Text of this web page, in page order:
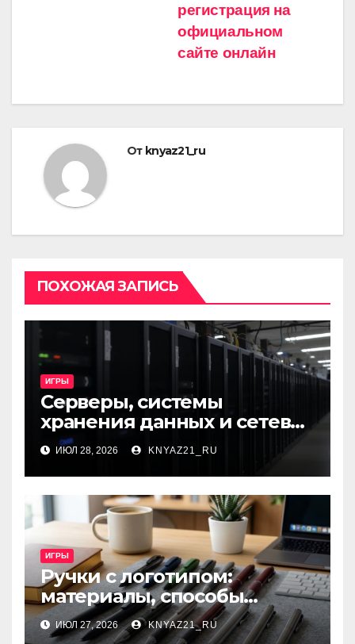
регистрация на
официальном
сайте онлайн
От knyaz21_ru
ПОХОЖАЯ ЗАПИСЬ
ИГРЫ
Серверы, системы
хранения данных и сетевое
оборудование: ключевые
виды и критерии выбора
ИЮЛ 28, 2026 KNYAZ21_RU
ИГРЫ
Ручки с логотипом:
материалы, способы
нанесения и особенности
выбора
ИЮЛ 27, 2026 KNYAZ21_RU